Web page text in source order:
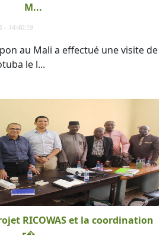
M...
- 14:40:19
au Mali a effectué une visite de
le l...
RICOWAS et la coordination